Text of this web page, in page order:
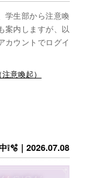
学生部から注意喚
案内しますが、以
カウントでログイ
意喚起）
｜2026.07.08